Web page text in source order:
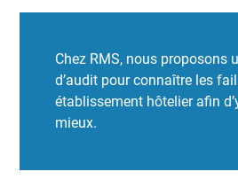
Chez RMS, nous proposons
d’audit pour connaître les
établissement hôtelier afin
mieux.